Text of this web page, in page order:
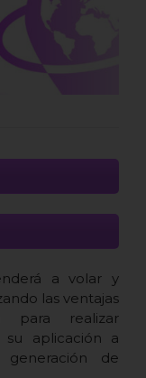
a volar y
las ventajas
para realizar
su aplicación a
generación de